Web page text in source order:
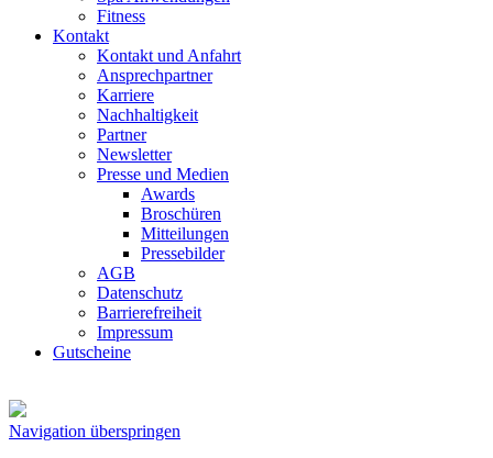
Fitness
Kontakt
Kontakt und Anfahrt
Ansprechpartner
Karriere
Nachhaltigkeit
Partner
Newsletter
Presse und Medien
Awards
Broschüren
Mitteilungen
Pressebilder
AGB
Datenschutz
Barrierefreiheit
Impressum
Gutscheine
Navigation überspringen